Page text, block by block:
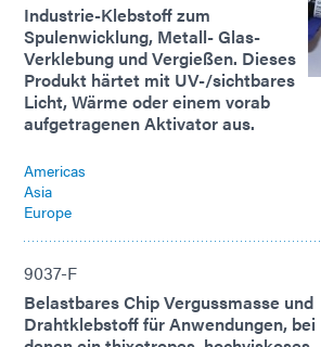
Industrie-Klebstoff zum
Spulenwicklung, Metall- Glas-
Verklebung und Vergießen. Dieses
Produkt härtet mit UV-/sichtbares
Licht, Wärme oder einem vorab
aufgetragenen Aktivator aus.
Americas
Asia
Europe
9037-F
Belastbares Chip Vergussmasse und
Drahtklebstoff für Anwendungen, bei